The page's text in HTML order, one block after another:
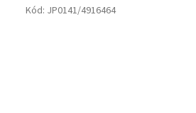
Kód: JP0141/4916464